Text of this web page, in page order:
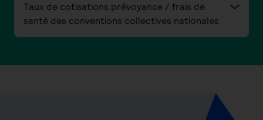
Taux de cotisations prévoyance / frais de
santé des conventions collectives nationales